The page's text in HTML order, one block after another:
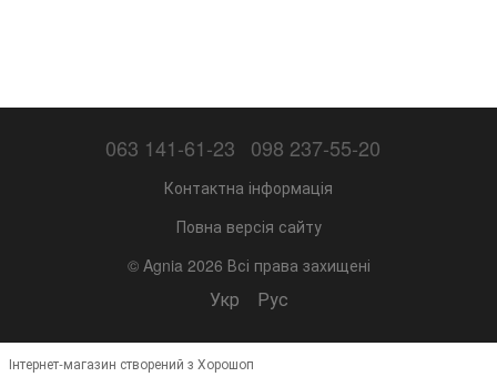
063 141-61-23 098 237-55-20
Контактна інформація
Повна версія сайту
© Agnia 2026 Всі права захищені
Укр Рус
Інтернет-магазин створений з Хорошоп